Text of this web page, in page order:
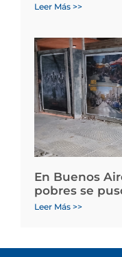
Leer Más >>
En Buenos
pobres se
Leer Más >>